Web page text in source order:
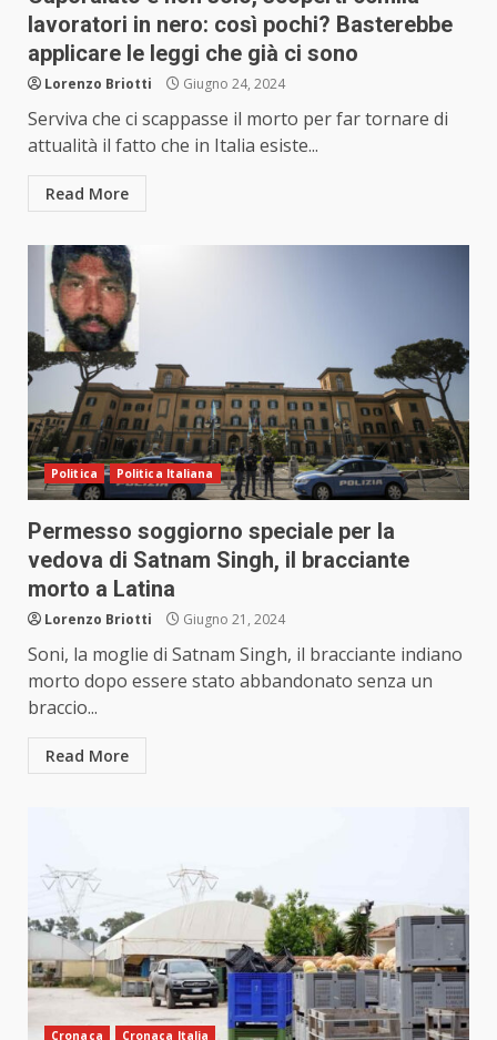
lavoratori in nero: così pochi? Basterebbe
applicare le leggi che già ci sono
Lorenzo Briotti Giugno 24, 2024
Serviva che ci scappasse il morto per far tornare di
attualità il fatto che in Italia esiste...
Read More
Politica Politica Italiana
Permesso soggiorno speciale per la
vedova di Satnam Singh, il bracciante
morto a Latina
Lorenzo Briotti Giugno 21, 2024
Soni, la moglie di Satnam Singh, il bracciante indiano
morto dopo essere stato abbandonato senza un
braccio...
Read More
Cronaca Cronaca Italia